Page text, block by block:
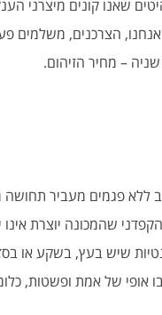
שאנו קונים מיצרני
הצרכנים, משלמים
– מחיר הזיהום.
ללא פגמים מעביר תחושה
שהמכונה יוצרת אינו
שיש בעץ, בשקע או
אופי של אמת ופשטות,